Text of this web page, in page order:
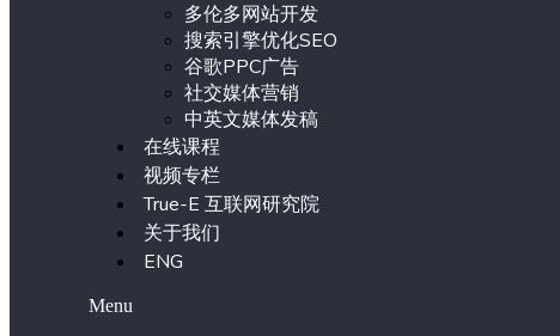
多伦多网站开发
搜索引擎优化SEO
谷歌PPC广告
社交媒体营销
中英文媒体发稿
在线课程
视频专栏
True-E 互联网研究院
关于我们
ENG
Menu